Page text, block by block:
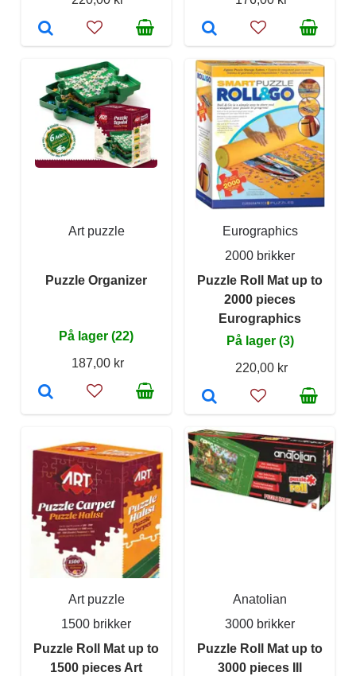
Art puzzle
Puzzle Organizer
På lager (22)
187,00 kr
Eurographics
2000 brikker
Puzzle Roll Mat up to
2000 pieces
Eurographics
På lager (3)
220,00 kr
Art puzzle
1500 brikker
Puzzle Roll Mat up to
1500 pieces Art
Anatolian
3000 brikker
Puzzle Roll Mat up to
3000 pieces III